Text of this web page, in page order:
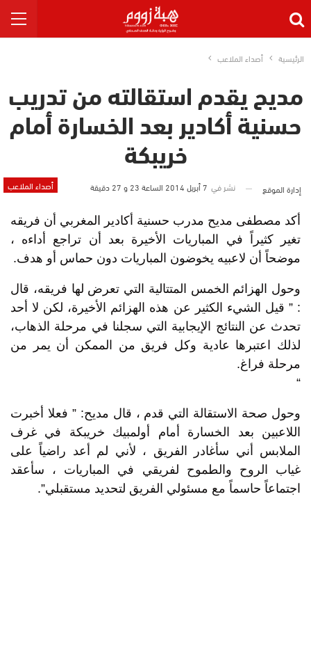
الرئيسية أصداء الملاعب
مديح يقدم استقالته من تدريب
حسنية أكادير بعد الخسارة أمام
خريبكة
أصداء الملاعب إدارة الموقع نشر في 7 أبريل 2014 الساعة 23 و 27 دقيقة
أكد مصطفى مديح مدرب حسنية أكادير المغربي أن فريقه
تغير كثيراً في المباريات الأخيرة بعد أن تراجع أداءه ،
موضحاً أن لاعبيه يخوضون المباريات دون حماس أو هدف.
وحول الهزائم الخمس المتتالية التي تعرض لها فريقه، قال
: ” قيل الشيء الكثير عن هذه الهزائم الأخيرة، لكن لا أحد
تحدث عن النتائج الإيجابية التي سجلنا في مرحلة الذهاب،
لذلك اعتبرها عادية وكل فريق من الممكن أن يمر من
مرحلة فراغ.
“
وحول صحة الاستقالة التي قدم ، قال مديح: ” فعلا أخبرت
اللاعبين بعد الخسارة أمام أولمبيك خريبكة في غرف
الملابس أني سأغادر الفريق ، لأني لم أعد راضياً على
غياب الروح والطموح لفريقي في المباريات ، سأعقد
اجتماعاً حاسماً مع مسئولي الفريق لتحديد مستقبلي”.